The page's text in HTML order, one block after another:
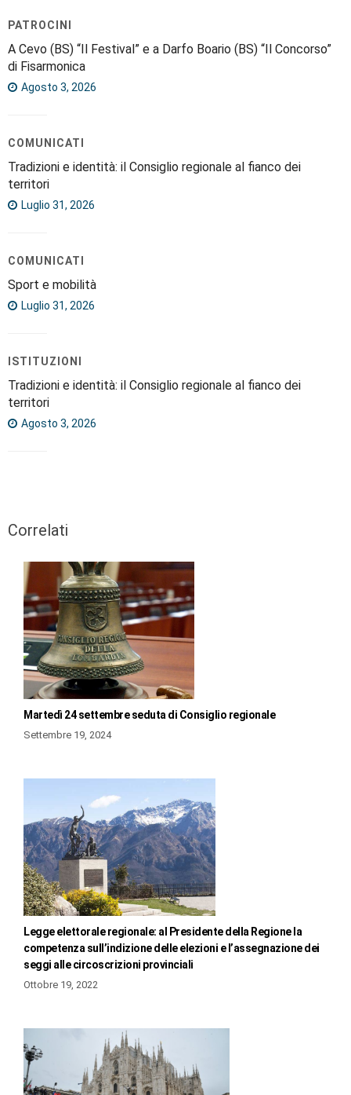
PATROCINI
A Cevo (BS) “Il Festival” e a Darfo Boario (BS) “Il Concorso”
di Fisarmonica
Agosto 3, 2026
COMUNICATI
Tradizioni e identità: il Consiglio regionale al fianco dei
territori
Luglio 31, 2026
COMUNICATI
Sport e mobilità
Luglio 31, 2026
ISTITUZIONI
Tradizioni e identità: il Consiglio regionale al fianco dei
territori
Agosto 3, 2026
Correlati
Martedì 24 settembre seduta di Consiglio regionale
Settembre 19, 2024
Legge elettorale regionale: al Presidente della Regione la
competenza sull’indizione delle elezioni e l’assegnazione dei
seggi alle circoscrizioni provinciali
Ottobre 19, 2022